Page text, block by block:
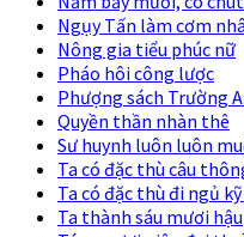
Ngụy Tấn làm cơm
Nông gia tiểu phúc nữ
Pháo hôi công lược
Phượng sách Trường
Quyền thần nhàn thê
Sư huynh luôn luôn
Ta có đặc thù câu
Ta có đặc thù đi ngủ
Ta thành sáu mươi hậu